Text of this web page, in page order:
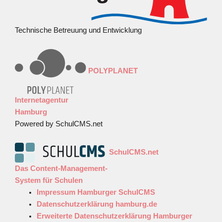
Technische Betreuung und Entwicklung
POLYPLANET
Internetagentur
Hamburg
Powered by SchulCMS.net
SchulCMS.net
Das Content-Management-
System für Schulen
Impressum Hamburger SchulCMS
Datenschutzerklärung hamburg.de
Erweiterte Datenschutzerklärung Hamburger